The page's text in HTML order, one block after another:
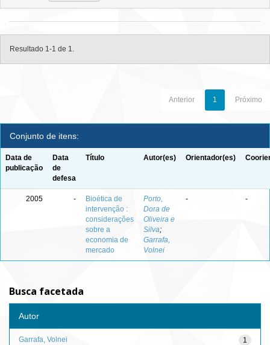
Resultado 1-1 de 1.
Anterior 1 Próximo
Conjunto de itens:
Data de
publicação
Data
de
defesa
Título Autor(es) Orientador(es)
2005 -
Bioética de
intervenção :
considerações
sobre a
economia de
mercado
Porto,
Dora de
Oliveira e
Silva;
Garrafa,
Volnei
- -
Busca facetada
Autor
1
Garrafa, Volnei